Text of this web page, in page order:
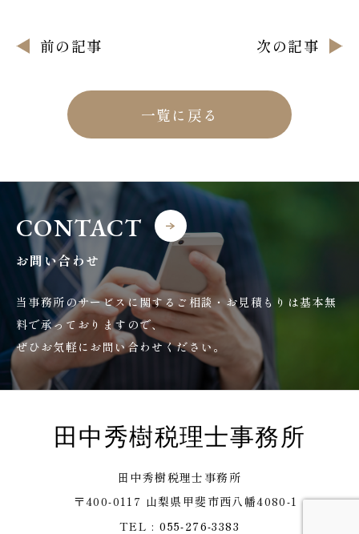
前の記事 次の記事
一覧に戻る
CONTACT
お問い合わせ
当事務所のサービスに関するご相談・お見積もりは基本無
料で承っておりますので、
ぜひお気軽にお問い合わせください。
田中秀樹税理士事務所
田中秀樹税理士事務所
〒400-0117 山梨県甲斐市西八幡4080-1
TEL :055-276-3383